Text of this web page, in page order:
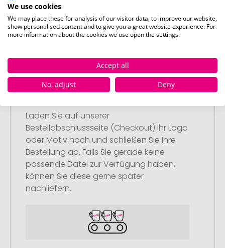
Anschließend legen Sie die konfigurierten
Artikel in Ihren Warenkorb.
Schritt 2:
Laden Sie auf unserer
Bestellabschlussseite (Checkout) Ihr Logo
oder Motiv hoch und schließen Sie Ihre
Bestellung ab. Falls Sie gerade keine
passende Datei zur Verfügung haben,
können Sie diese gerne später
nachliefern.
We use cookies
We may place these for analysis of our visitor data, to improve our website,
show personalised content and to give you a great website experience. For
more information about the cookies we use open the settings.
Accept all
No, adjust
Deny